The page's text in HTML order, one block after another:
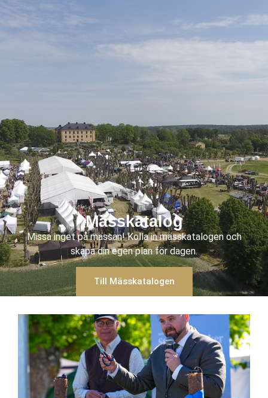
Mässkatalog
Missa inget på mässan! Kolla in mässkatalogen och
skapa din egen plan för dagen.
Till Mässkatalogen